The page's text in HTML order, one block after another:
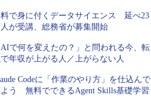
で身に付くデータサイエンス 延べ23
が受講、総務省が募集開始
で何を変えたの？」と問われる今、転
年収が上がる人／上がらない人
Codeに「作業のやり方」を仕込んで
う 無料でできるAgent Skills基礎学習